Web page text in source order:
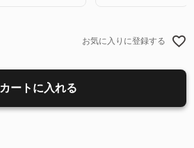
お気に入りに登録する
カートに入れる